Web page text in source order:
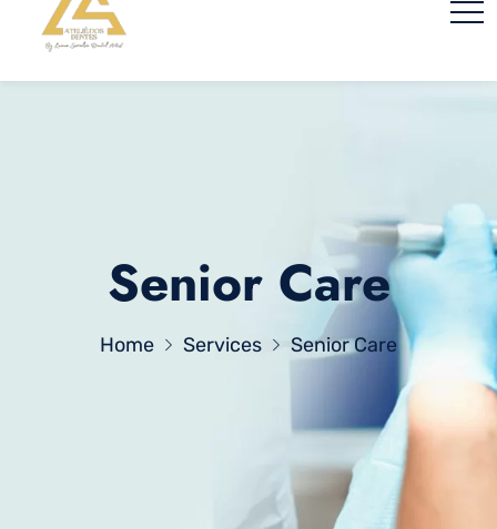
Senior Care
Home Services Senior Care